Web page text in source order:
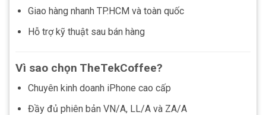
Giao hàng nhanh TP.HCM và toàn quốc
Hỗ trợ kỹ thuật sau bán hàng
Vì sao chọn TheTekCoffee?
Chuyên kinh doanh iPhone cao cấp
Đầy đủ phiên bản VN/A, LL/A và ZA/A